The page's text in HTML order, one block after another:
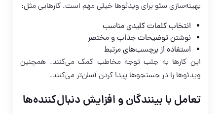
بهینه‌سازی سئو برای ویدئوها خیلی مهم است. کارهایی مثل:
انتخاب کلمات کلیدی مناسب
نوشتن توضیحات جذاب و مختصر
استفاده از برچسب‌های مرتبط
این کارها به جلب توجه مخاطب کمک می‌کنند. همچنین
ویدئوها را در جستجوها پیدا کردن آسان‌تر می‌کنند.
تعامل با بینندگان و افزایش دنبال‌کننده‌ها